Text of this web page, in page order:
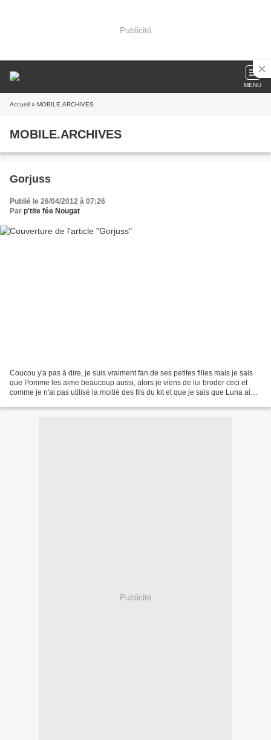
Publicité
MENU
Accueil » MOBILE.ARCHIVES
MOBILE.ARCHIVES
Gorjuss
Publié le 26/04/2012 à 07:26
Par p'tite fée Nougat
Coucou y'a pas à dire, je suis vraiment fan de ses petites filles mais je sais
que Pomme les aime beaucoup aussi, alors je viens de lui broder ceci et
comme je n'ai pas utilisé la moitié des fils du kit et que je sais que Luna aime
Publicité